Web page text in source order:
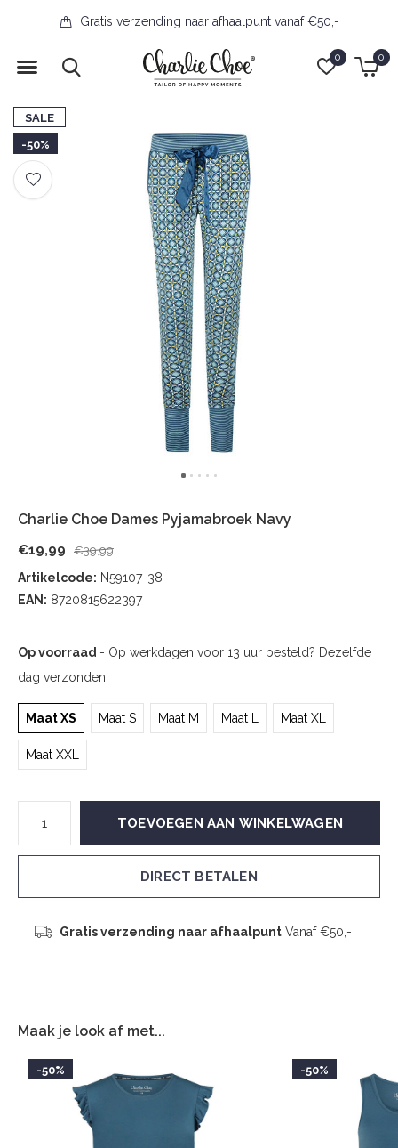
0 0
Gratis verzending naar afhaalpunt vanaf €50,-
SALE
-50%
Charlie Choe Dames Pyjamabroek Navy
€19,99 €39,99
Artikelcode: N59107-38
EAN: 8720815622397
Op voorraad - Op werkdagen voor 13 uur besteld? Dezelfde
dag verzonden!
Maat XS Maat S Maat M Maat L Maat XL
Maat XXL
TOEVOEGEN AAN WINKELWAGEN
DIRECT BETALEN
Gratis verzending naar afhaalpuntVanaf €50,-
Maak je look af met...
-50% -50%